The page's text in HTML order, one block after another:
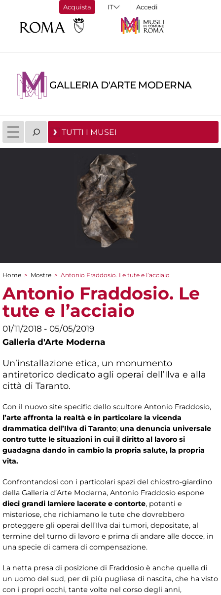
Acquista Accedi
GALLERIA D'ARTE MODERNA
TUTTI I MUSEI
Tu sei qui
Home > Mostre > Antonio Fraddosio. Le tute e l’acciaio
Antonio Fraddosio. Le
tute e l’acciaio
01/11/2018 - 05/05/2019
Galleria d'Arte Moderna
Un’installazione etica, un monumento
antiretorico dedicato agli operai dell’Ilva e alla
città di Taranto.
Con il nuovo site specific dello scultore Antonio Fraddosio,
l’arte affronta la realtà e in particolare la vicenda
drammatica dell’Ilva di Taranto; una denuncia universale
contro tutte le situazioni in cui il diritto al lavoro si
guadagna dando in cambio la propria salute, la propria
vita.
Confrontandosi con i particolari spazi del chiostro-giardino
della Galleria d’Arte Moderna, Antonio Fraddosio espone
dieci grandi lamiere lacerate e contorte, potenti e
misteriose, che richiamano le tute che dovrebbero
proteggere gli operai dell’Ilva dai tumori, depositate, al
termine del turno di lavoro e prima di andare alle docce, in
una specie di camera di compensazione.
La netta presa di posizione di Fraddosio è anche quella di
un uomo del sud, per di più pugliese di nascita, che ha visto
con i propri occhi, tante volte nel corso degli anni,